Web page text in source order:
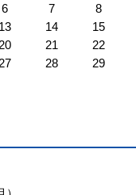
6 7
8
13 14
15
20 21
22
27 28
29